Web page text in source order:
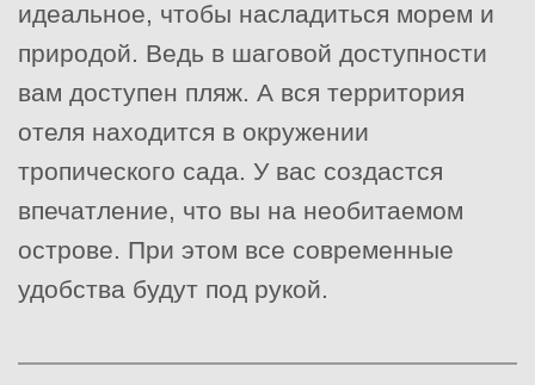
идеальное, чтобы насладиться морем и
природой. Ведь в шаговой доступности
вам доступен пляж. А вся территория
отеля находится в окружении
тропического сада. У вас создастся
впечатление, что вы на необитаемом
острове. При этом все современные
удобства будут под рукой.